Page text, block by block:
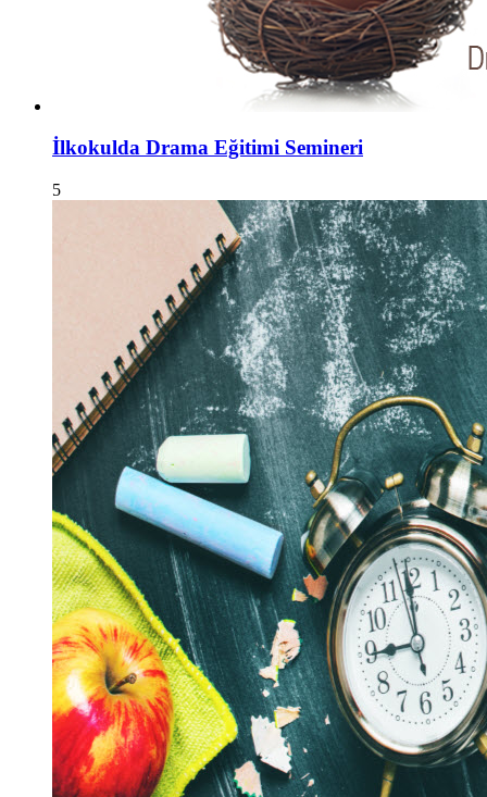
İlkokulda Drama Eğitimi Semineri
5